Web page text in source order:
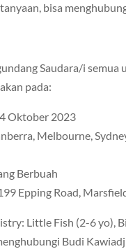
bisa
Saudara/i
pada:
Oktober 2023
Melbourne,
Berbuah
Epping Road,
Little Fish (2-6 yo),
Budi